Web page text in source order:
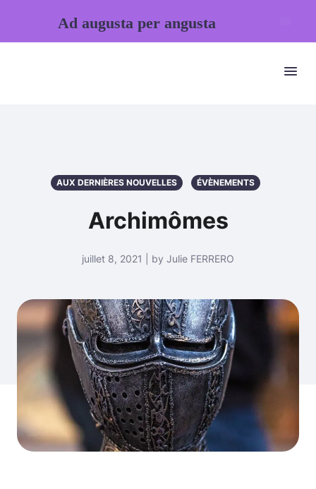
AUX DERNIÈRES NOUVELLES ÉVÈNEMENTS
Archimômes
juillet 8, 2021 | by Julie FERRERO
Ad augusta per angusta